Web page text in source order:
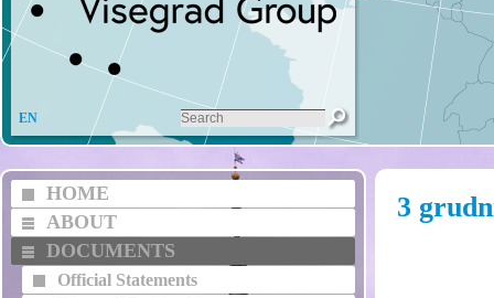
EN
HOME
ABOUT
DOCUMENTS
Official Statements
3